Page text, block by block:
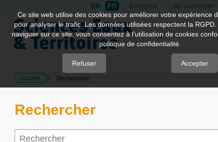
Quick
jump
page
Main
Content
EN FR S'inscrire Se connecter
Accueil Rechercher
Rechercher
Ce site web utilise des cookies pour améliorer votre expérience
pour analyser le trafic. Les données utilisées respectent la
naviguer sur ce site, vous consentez à l'utilisation de cookies
politique de confidentialité.
Refuser Accepter